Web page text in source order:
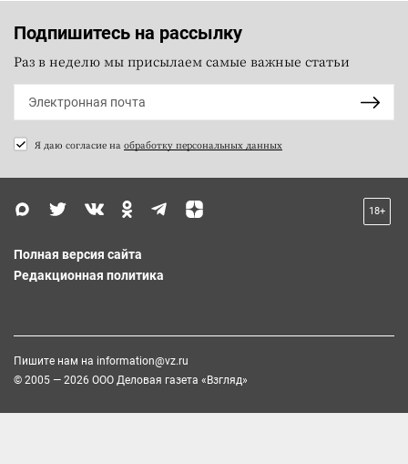
Подпишитесь на рассылку
Раз в неделю мы присылаем самые важные статьи
Я даю согласие на обработку персональных данных
18+
Полная версия сайта
Редакционная политика
Пишите нам на information@vz.ru
© 2005 — 2026 ООО Деловая газета «Взгляд»